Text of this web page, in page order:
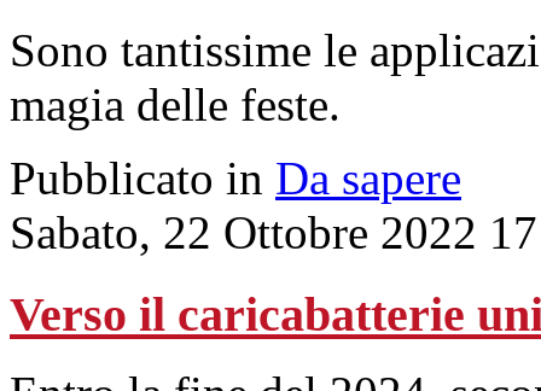
Sono tantissime le
magia delle feste.
Pubblicato in Da sapere
Sabato, 22 Ottobre 2022
Verso il caricabatterie